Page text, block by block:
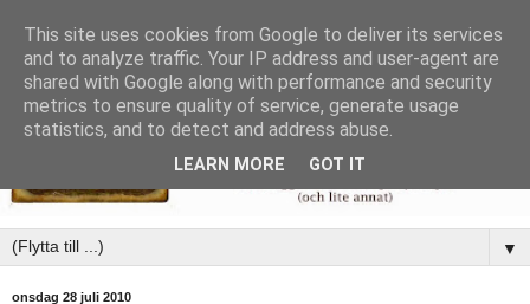
▼
onsdag 28 juli 2010
This site uses cookies from Google to deliver its services
and to analyze traffic. Your IP address and user-agent are
shared with Google along with performance and security
metrics to ensure quality of service, generate usage
statistics, and to detect and address abuse.
LEARN MORE GOT IT